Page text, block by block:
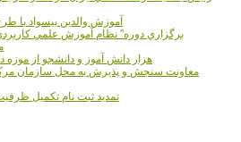
آموزش والدين بيسواد با
برگزاري دوره" نظام آموزش علمي
40 هزار دانش آموز و دانشجو از موزه
معاونت سنجش و پذيرش به محل سازمان
تمديد ثبت نام تکميل